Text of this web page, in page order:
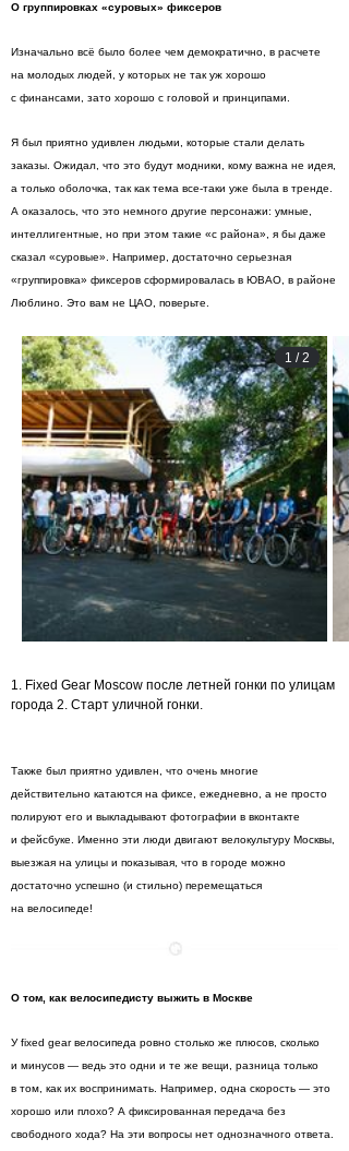
О группировках «суровых» фиксеров
Изначально всё было более чем демократично, в расчете
на молодых людей, у которых не так уж хорошо
с финансами, зато хорошо с головой и принципами.
Я был приятно удивлен людьми, которые стали делать
заказы. Ожидал, что это будут модники, кому важна не идея,
а только оболочка, так как тема все-таки уже была в тренде.
А оказалось, что это немного другие персонажи: умные,
интеллигентные, но при этом такие «с района», я бы даже
сказал «суровые». Например, достаточно серьезная
«группировка» фиксеров сформировалась в ЮВАО, в районе
Люблино. Это вам не ЦАО, поверьте.
1 /2
1. Fixed Gear Moscow после летней гонки по улицам
города 2. Старт уличной гонки.
Также был приятно удивлен, что очень многие
действительно катаются на фиксе, ежедневно, а не просто
полируют его и выкладывают фотографии в вконтакте
и фейсбуке. Именно эти люди двигают велокультуру Москвы,
выезжая на улицы и показывая, что в городе можно
достаточно успешно (и стильно) перемещаться
на велосипеде!
О том, как велосипедисту выжить в Москве
У fixed gear велосипеда ровно столько же плюсов, сколько
и минусов — ведь это одни и те же вещи, разница только
в том, как их воспринимать. Например, одна скорость — это
хорошо или плохо? А фиксированная передача без
свободного хода? На эти вопросы нет однозначного ответа.